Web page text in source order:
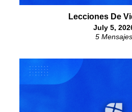
Lecciones De
July 5,
5 Mensajes